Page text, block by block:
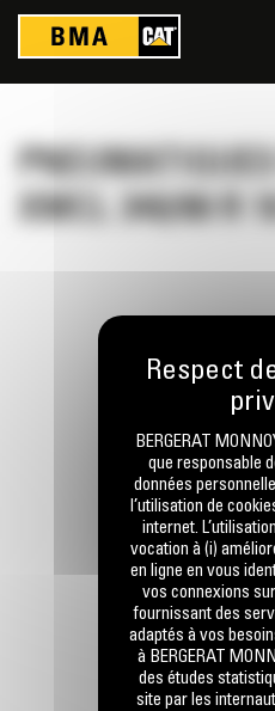
XMCL 340/80 R
RESTONS
0770
Écrivez-
ENVOYER LA
Panneau de gestion des cookies
BERGERAT
que responsable
données
l’utilisation de
internet.
vocation à (i)
en ligne en vous
vos connexions
fournissant des
adaptés à vos
à BERGERAT
des études
site par les